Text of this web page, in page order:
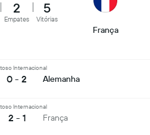
2
Empates
5
Vitórias
França
Internacional
0 - 2 Alemanha
Internacional
2 - 1 França